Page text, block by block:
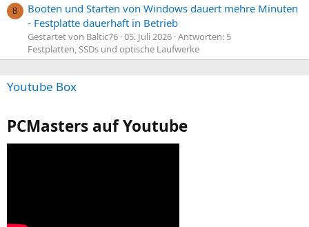
B
Booten und Starten von Windows dauert mehre Minuten
- Festplatte dauerhaft in Betrieb
Gestartet von Baltic76 05. Juli 2026 Antworten: 5
Festplatten, SSDs und optische Laufwerke
Youtube Box
PCMasters auf Youtube